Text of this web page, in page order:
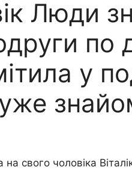
Люди
по
у
свого чоловіка